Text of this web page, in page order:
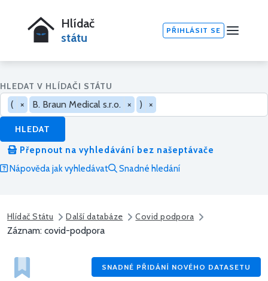
Hlídač
státu
PŘIHLÁSIT SE
HLEDAT V HLÍDAČI STÁTU
( × B. Braun Medical s.r.o. × ) ×
HLEDAT
Přepnout na vyhledávání bez našeptávače
Nápověda jak vyhledávat
Snadné hledání
Hlídač Státu Další databáze Covid podpora
Záznam: covid-podpora
SNADNÉ PŘIDÁNÍ NOVÉHO DATASETU